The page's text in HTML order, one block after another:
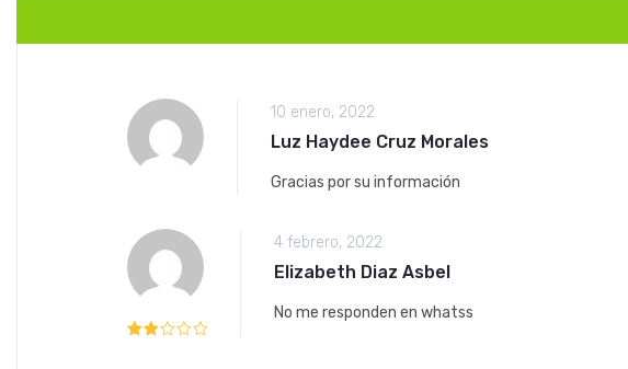
10 enero, 2022
Luz Haydee Cruz Morales
Gracias por su información
4 febrero, 2022
Elizabeth Diaz Asbel
No me responden en whatss